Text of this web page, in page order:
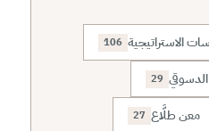
الاستراتيجية 106
29
معن طلَّاع 27